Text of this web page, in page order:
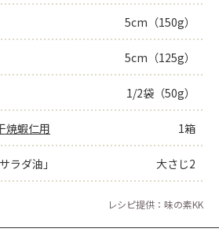
5cm（150g）
5cm（125g）
1/2袋（50g）
焼蝦仁用 1箱
ラダ油」 大さじ2
レシピ提供：味の素KK